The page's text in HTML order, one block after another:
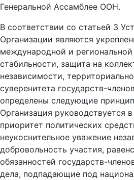
Генеральной Ассамблее ООН.
В соответствии со статьей 3
Организации являются
международной и региональной
стабильности, защита на
независимости,
суверенитета государств-
определены следующие
Организация руководствуется
приоритет политических
неукоснительное уважение
добровольность участия,
обязанностей государств-
дела, подпадающие под